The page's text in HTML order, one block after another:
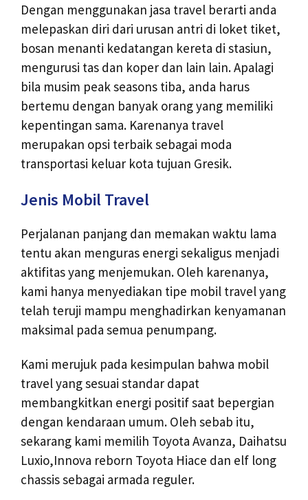
Dengan menggunakan jasa travel berarti anda
melepaskan diri dari urusan antri di loket tiket,
bosan menanti kedatangan kereta di stasiun,
mengurusi tas dan koper dan lain lain. Apalagi
bila musim peak seasons tiba, anda harus
bertemu dengan banyak orang yang memiliki
kepentingan sama. Karenanya travel
merupakan opsi terbaik sebagai moda
transportasi keluar kota tujuan Gresik.
Jenis Mobil Travel
Perjalanan panjang dan memakan waktu lama
tentu akan menguras energi sekaligus menjadi
aktifitas yang menjemukan. Oleh karenanya,
kami hanya menyediakan tipe mobil travel yang
telah teruji mampu menghadirkan kenyamanan
maksimal pada semua penumpang.
Kami merujuk pada kesimpulan bahwa mobil
travel yang sesuai standar dapat
membangkitkan energi positif saat bepergian
dengan kendaraan umum. Oleh sebab itu,
sekarang kami memilih Toyota Avanza, Daihatsu
Luxio,Innova reborn Toyota Hiace dan elf long
chassis sebagai armada reguler.